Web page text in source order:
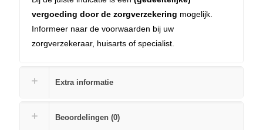
vergoeding door de zorgverzekering mogelijk.
Informeer naar de voorwaarden bij uw
zorgverzekeraar, huisarts of specialist.
Extra informatie
Beoordelingen (0)